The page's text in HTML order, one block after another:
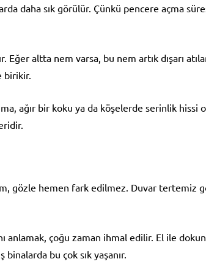
daha sık görülür. Çünkü pencere açma
altta nem varsa, bu nem artık dışarı
birikir.
ağır bir koku ya da köşelerde serinlik
gözle hemen fark edilmez. Duvar tertemiz
anlamak, çoğu zaman ihmal edilir. El ile
bu çok sık yaşanır.